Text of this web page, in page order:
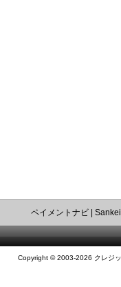
ペイメントナビ|
Copyright © 2003-2026 クレジ